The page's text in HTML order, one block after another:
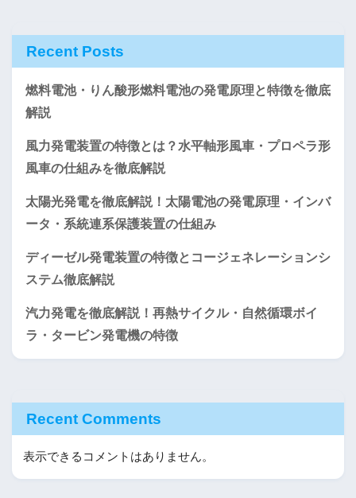
Recent Posts
燃料電池・りん酸形燃料電池の発電原理と特徴を徹底
解説
風力発電装置の特徴とは？水平軸形風車・プロペラ形
風車の仕組みを徹底解説
太陽光発電を徹底解説！太陽電池の発電原理・インバ
ータ・系統連系保護装置の仕組み
ディーゼル発電装置の特徴とコージェネレーションシ
ステム徹底解説
汽力発電を徹底解説！再熱サイクル・自然循環ボイ
ラ・タービン発電機の特徴
Recent Comments
表示できるコメントはありません。